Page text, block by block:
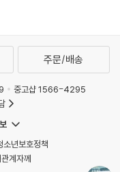
주문/배송
중고샵 1566-4295
소년보호정책
계자께